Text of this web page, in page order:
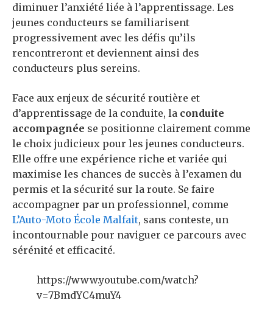
diminuer l’anxiété liée à l’apprentissage. Les
jeunes conducteurs se familiarisent
progressivement avec les défis qu’ils
rencontreront et deviennent ainsi des
conducteurs plus sereins.
Face aux enjeux de sécurité routière et
d’apprentissage de la conduite, la conduite
accompagnée se positionne clairement comme
le choix judicieux pour les jeunes conducteurs.
Elle offre une expérience riche et variée qui
maximise les chances de succès à l’examen du
permis et la sécurité sur la route. Se faire
accompagner par un professionnel, comme
L’Auto-Moto École Malfait, sans conteste, un
incontournable pour naviguer ce parcours avec
sérénité et efficacité.
https://www.youtube.com/watch?
v=7BmdYC4muY4